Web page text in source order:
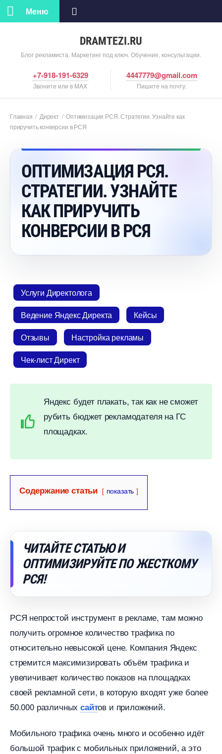
DRAMTEZI.RU
Блог рекламиста. Маркетинг под ключ. Обучение, консультации.
Меню
+7-918-191-6329
Звоните или в MAX
4447779@gmail.com
Пишите на почту.
Главная / Директ /Оптимизация РСЯ. Стратегии. Узнайте как
приручить конверсии в РСЯ
ОПТИМИЗАЦИЯ РСЯ.
СТРАТЕГИИ. УЗНАЙТЕ
КАК ПРИРУЧИТЬ
КОНВЕРСИИ В РСЯ
Услуги Директолога
едение Яндекс Директа
Кейсы
Отзывы
Настройка рекламы
Чек-лист Директ
Яндекс будет плакать, так как не сможет
рубить бюджет рекламодателя на ГС
площадках.
Содержание статьи показать
ЧИТАЙТЕ СТАТЬЮ И
ОПТИМИЗИРУЙТЕ ПО ЖЕСТКОМУ
РСЯ!
РСЯ непростой инструмент в рекламе, там можно
получить огромное количество трафика по
относительно невысокой цене. Компания Яндекс
стремится максимизировать объём трафика и
увеличивает количество показов на площадках
своей рекламной сети, в которую входят уже более
50.000 различныхсайтов и приложений.
Мобильного трафика очень много и особенно идёт
ольшой трафик с мобильных приложений, а это